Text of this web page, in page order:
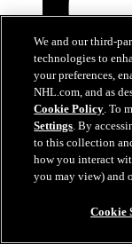
5:00
COL-MIN |
We and our third-
technologies to
your preferences,
NHL.com, and as
Cookie Policy. To
Settings. By
to this collection
how you interact
you may view) and
Cookie